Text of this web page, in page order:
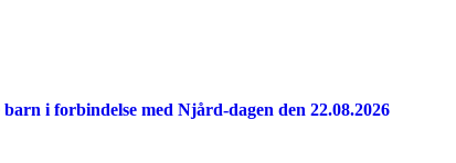
i forbindelse med Njård-dagen den 22.08.2026